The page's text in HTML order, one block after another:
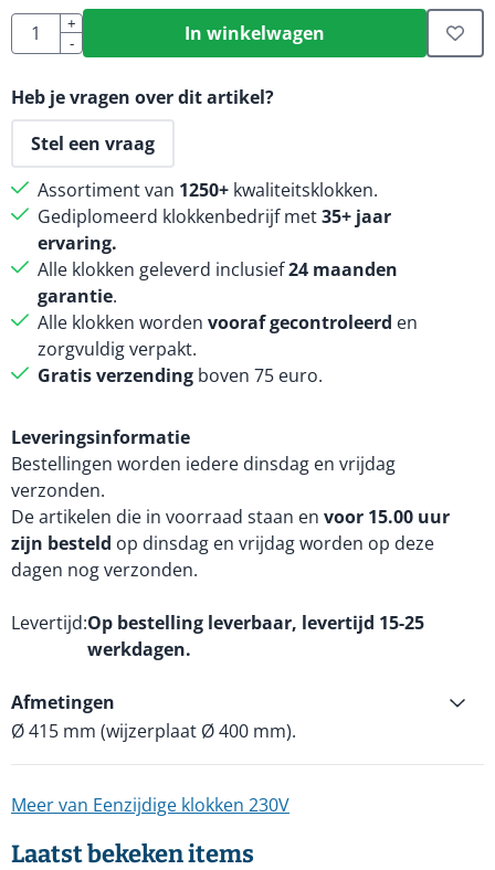
Aantal
+
-
In winkelwagen
Heb je vragen over dit artikel?
Stel een vraag
Assortiment van 1250+ kwaliteitsklokken.
Gediplomeerd klokkenbedrijf met35+ jaar
ervaring.
Alle klokken geleverd inclusief24 maanden
garantie.
Alle klokken worden vooraf gecontroleerd en
zorgvuldig verpakt.
Gratis verzending boven 75 euro.
Leveringsinformatie
Bestellingen worden iedere dinsdag en vrijdag
verzonden.
De artikelen die in voorraad staan en voor 15.00 uur
zijn besteld op dinsdag en vrijdag worden op deze
dagen nog verzonden.
Levertijd Op bestelling leverbaar, levertijd 15-25
werkdagen.
Afmetingen
Ø 415 mm (wijzerplaat Ø 400 mm).
Meer van Eenzijdige klokken 230V
Laatst bekeken items